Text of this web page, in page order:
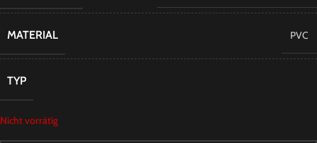
MATERIAL PVC
TYP
Nicht vorrätig